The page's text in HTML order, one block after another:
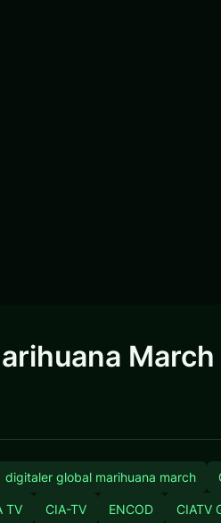
digitaler global marihuana march
TV CIA-TV ENCOD CIATV